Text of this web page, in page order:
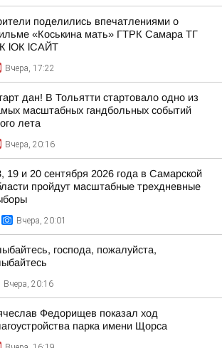
поделились впечатлениями о
«Коськина мать» ГТРК Самара ТГ
lОК lСАЙТ
Вчера, 17:22
дан! В Тольятти стартовало одно из
масштабных гандбольных событий
лета
Вчера, 20:16
19 и 20 сентября 2026 года в Самарской
пройдут масштабные трехдневные
Вчера, 20:01
господа, пожалуйста,
Вчера, 20:16
Федорищев показал ход
парка имени Щорса